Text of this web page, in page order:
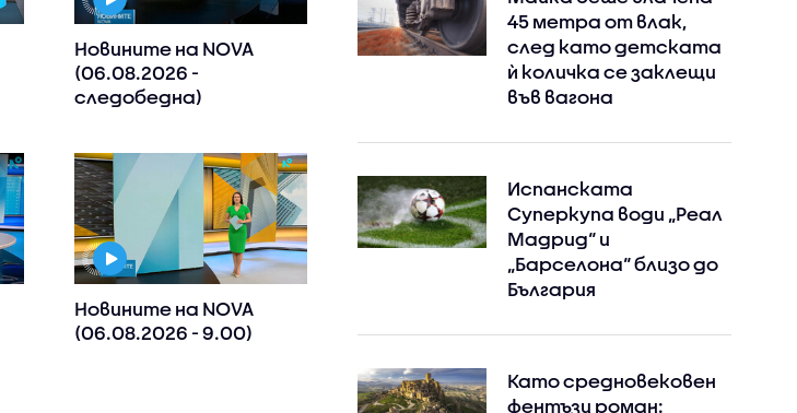
Новините на NOVA
(06.08.2026 -
следобедна)
Новините на NOVA
(06.08.2026 - 9.00)
45 метра от влак,
след като детската
ѝ количка се заклещи
във вагона
Испанската
Суперкупа води „Реал
Мадрид“ и
„Барселона“ близо до
България
Като средновековен
фентъзи роман: